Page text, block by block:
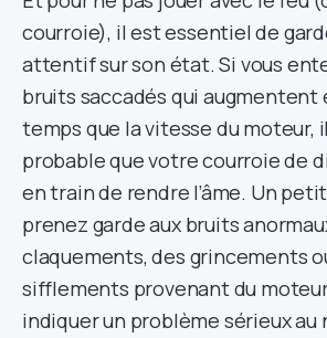
courroie), il est essentiel de
attentif sur son état. Si vous
bruits saccadés qui augmentent
temps que la vitesse du moteur,
probable que votre courroie de
en train de rendre l’âme. Un
prenez garde aux bruits
claquements, des grincements
sifflements provenant du
indiquer un problème sérieux au